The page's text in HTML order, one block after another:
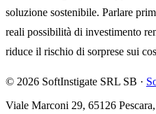
soluzione sostenibile. Parlare
reali possibilità di investimento
riduce il rischio di sorprese sui
© 2026 SoftInstigate SRL SB ·
Viale Marconi 29, 65126